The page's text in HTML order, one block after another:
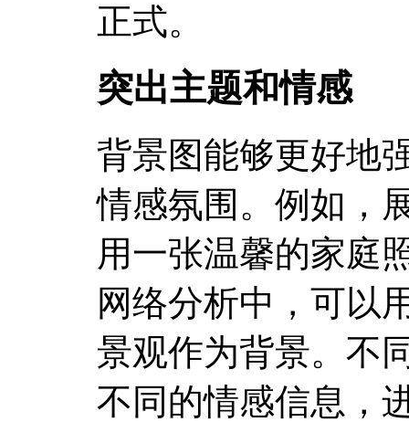
正式。
突出主题和情感
背景图能够更好地
情感氛围。例如，
用一张温馨的家庭
网络分析中，可以
景观作为背景。不
不同的情感信息，